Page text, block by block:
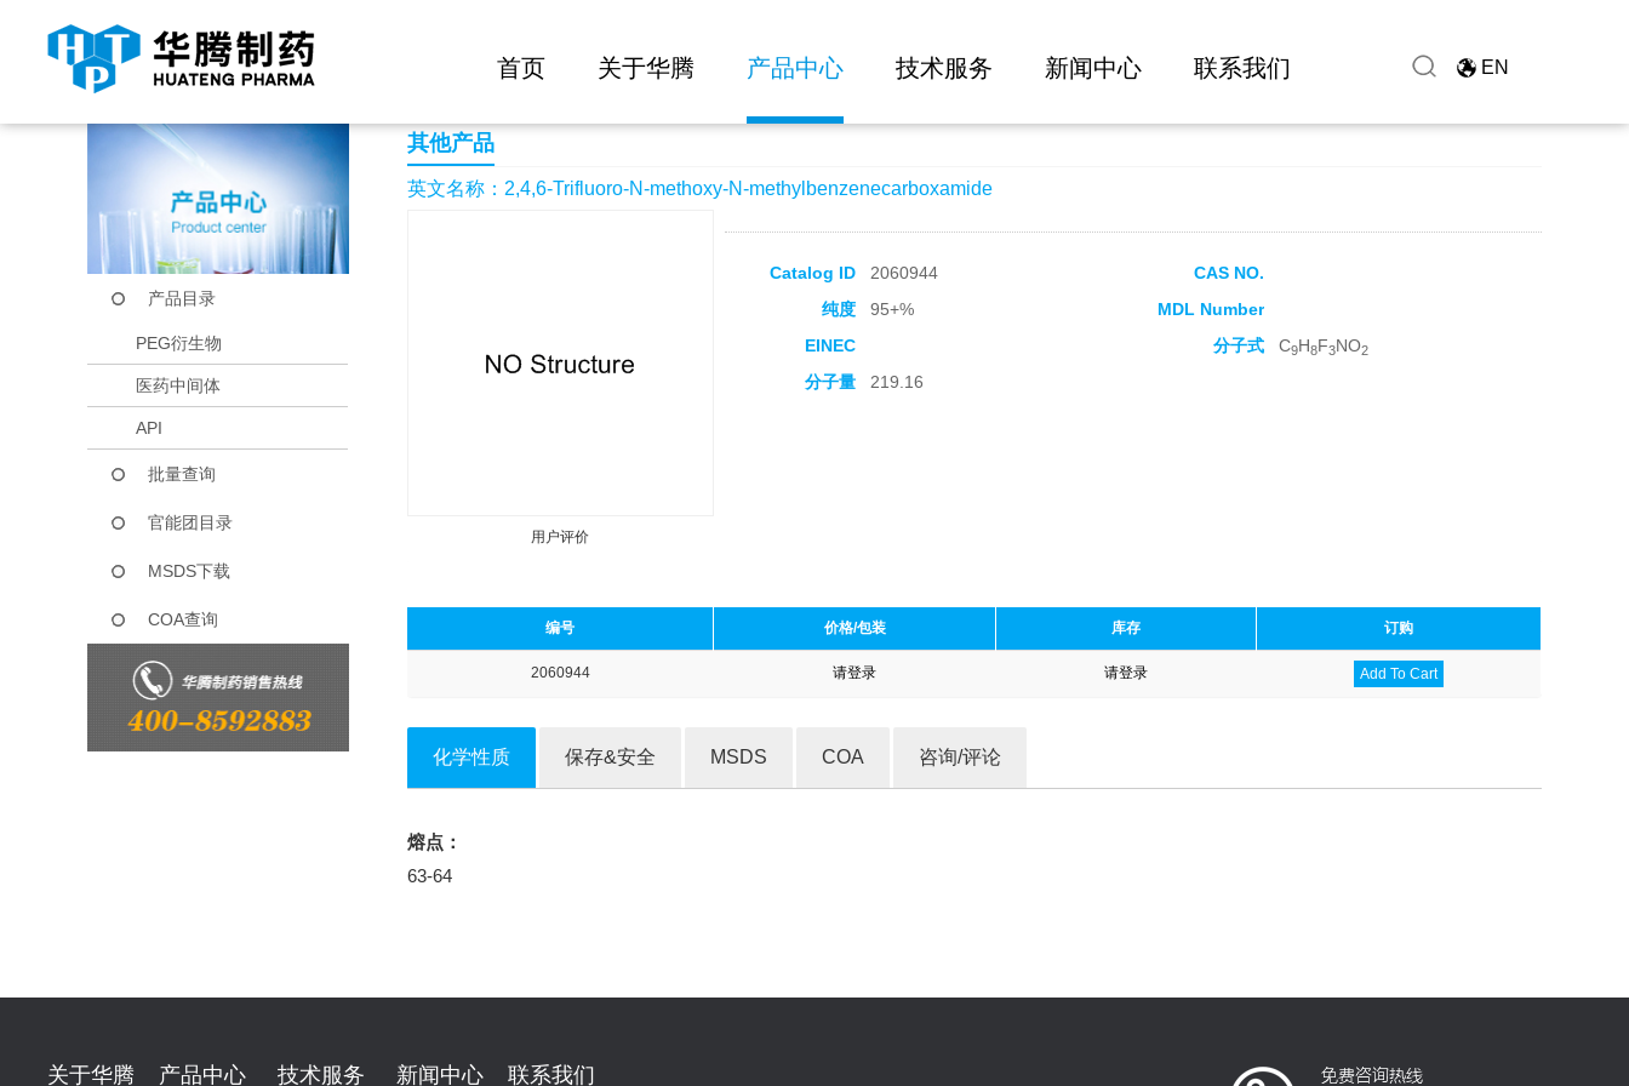
首页 关于华腾 产品中心 技术服务 新闻中心 联系我们 EN
当前位置： 首页 产品中心 2,4,6-Trifluoro-N-methoxy-N-methylbenzenecarboxamide
产品目录
PEG衍生物
医药中间体
API
批量查询
官能团目录
MSDS下载
COA查询
其他产品
英文名称：2,4,6-Trifluoro-N-methoxy-N-methylbenzenecarboxamide
用户评价
Catalog ID 2060944
CAS NO.
纯度
95+%
MDL Number
EINEC
分子式 C9H8F3NO2
分子量 219.16
编号 价格/包装 库存 订购
2060944 请登录 请登录 Add To Cart
化学性质 保存&安全 MSDS COA 咨询/评论
熔点：
63-64
关于华腾 产品中心 技术服务 新闻中心 联系我们